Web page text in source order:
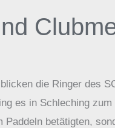
die Ringer des
es in Schleching
Paddeln betätigten,